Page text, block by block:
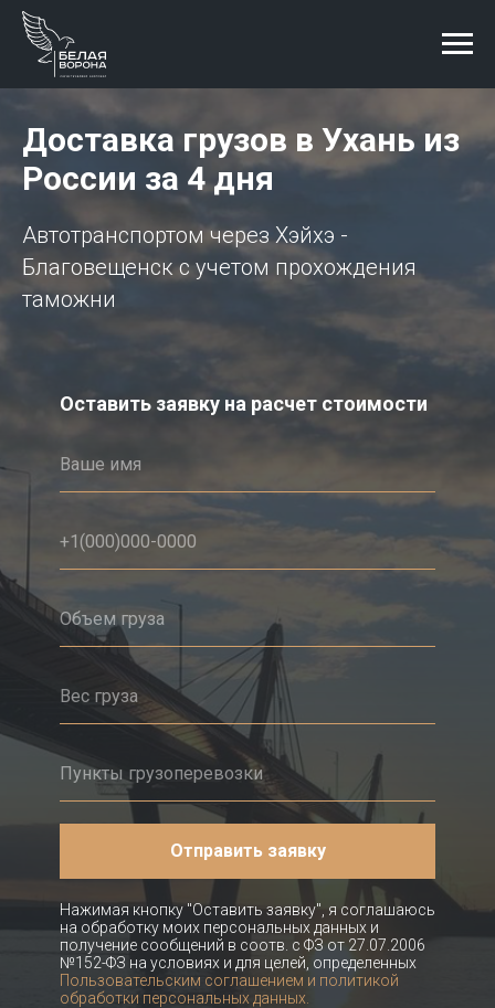
Доставка грузов в Ухань из
России за 4 дня
Автотранспортом через Хэйхэ -
Благовещенск с учетом прохождения
таможни
Оставить заявку на расчет стоимости
Отправить заявку
Нажимая кнопку "Оставить заявку", я соглашаюсь
на обработку моих персональных данных и
получение сообщений в соотв. с ФЗ от 27.07.2006
№152-ФЗ на условиях и для целей, определенных
Пользовательским соглашением и политикой
обработки персональных данных.